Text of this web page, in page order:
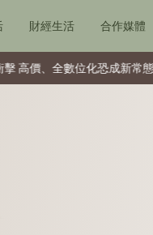
財經生活 合作媒體
成新常態 西蒙地